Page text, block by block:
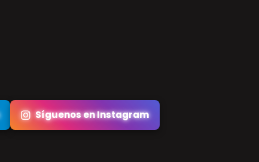
Síguenos en Instagram